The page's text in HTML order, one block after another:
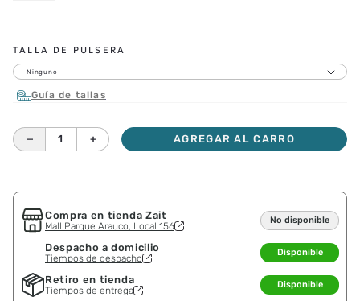
TALLA DE PULSERA
Ninguno
Guía de tallas
＋
－ AGREGAR AL CARRO
Compra en tienda Zait
Mall Parque Arauco, Local 156
No disponible
Despacho a domicilio
Tiempos de despacho
Disponible
Retiro en tienda
Tiempos de entrega
Disponible